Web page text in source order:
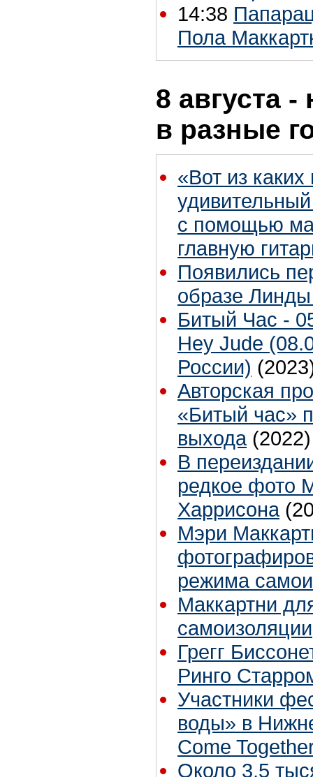
14:38
Пола
8 августа -
в разные
«Вот из каких
с помощью
главную
Появились
образе
Битый Час -
Hey Jude
России)
Авторская
«Битый час»
выхода (2022)
В
редкое фото
Харрисона
Мэри
режима
Маккартни
Грегг
Ринго
Участники
воды» в
Come
Около 3,5